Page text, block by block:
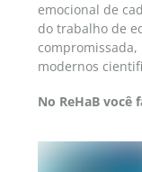
emocional de
do trabalho de
modernos
No ReHaB você